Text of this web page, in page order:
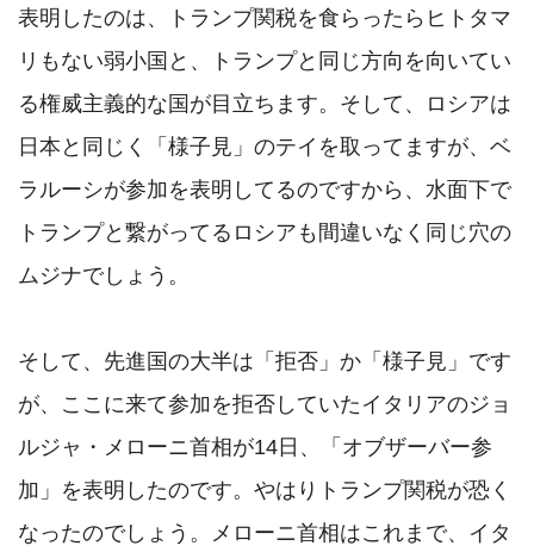
表明したのは、トランプ関税を食らったらヒトタマ
リもない弱小国と、トランプと同じ方向を向いてい
る権威主義的な国が目立ちます。そして、ロシアは
日本と同じく「様子見」のテイを取ってますが、ベ
ラルーシが参加を表明してるのですから、水面下で
トランプと繋がってるロシアも間違いなく同じ穴の
ムジナでしょう。
そして、先進国の大半は「拒否」か「様子見」です
が、ここに来て参加を拒否していたイタリアのジョ
ルジャ・メローニ首相が14日、「オブザーバー参
加」を表明したのです。やはりトランプ関税が恐く
なったのでしょう。メローニ首相はこれまで、イタ